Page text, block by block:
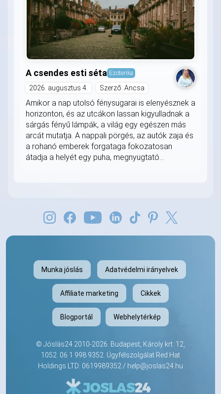
A csendes esti séta Ezoterika
2026. augusztus 4. Szerző: Ancsa
Amikor a nap utolsó fénysugarai is elenyésznek a
horizonton, és az utcákon lassan kigyulladnak a
sárgás fényű lámpák, a világ egy egészen más
arcát mutatja. A nappali pörgés, az autók zaja és
a rohanó emberek forgataga fokozatosan
átadja a helyét egy puha, megnyugtató...
Munka jóslás Adatvédelmi irányelvek
Affiliate marketing Cikkek
Blogportál Webhelytérkép
© Jóslás24 2010-2026. Budapest, Károly krt. 12,
1052. 06 1 998 9352. Ügyfélszolgálat Red Hat
Holdings LTD: 0619989352 / help@joslas24.hu